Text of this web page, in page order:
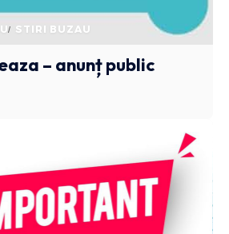
STIRI BUZAU
– anunț public